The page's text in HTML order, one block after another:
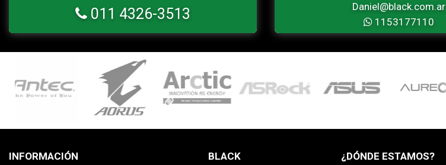
011 4326-3513
Daniel@black.com.ar
1153177110
INFORMACIÓN BLACK ¿DÓNDE ESTAMOS?